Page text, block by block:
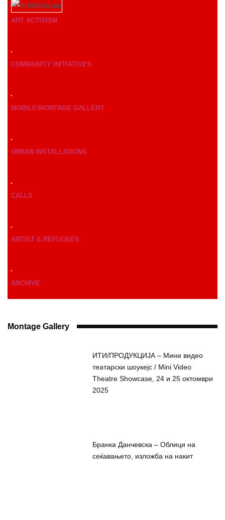
ART ACTIVISM
COMMUNITY INITIATIVES
MOBILE/MONTAGE GALLERY
URBAN INSTALLATIONS
CALLS
ARTIST & REFUGEES
ARCHIVE
Montage Gallery
ИТИ/ПРОДУКЦИЈА – Мини видео
театарски шоукејс / Mini Video
Theatre Showcase, 24 и 25 октомври
2025
Бранка Данчевска – Облици на
сеќавањето, изложба на накит